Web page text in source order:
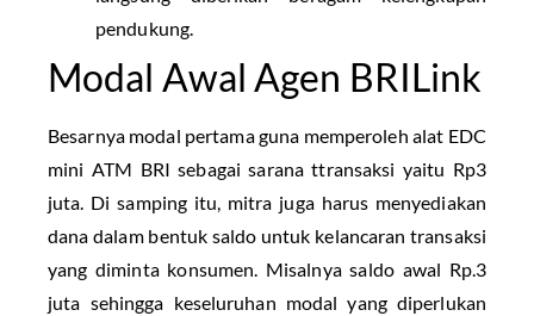
pendukung.
Modal Awal Agen BRILink
Besarnya modal pertama guna memperoleh alat EDC
mini ATM BRI sebagai sarana ttransaksi yaitu Rp3
juta. Di samping itu, mitra juga harus menyediakan
dana dalam bentuk saldo untuk kelancaran transaksi
yang diminta konsumen. Misalnya saldo awal Rp.3
juta sehingga keseluruhan modal yang diperlukan